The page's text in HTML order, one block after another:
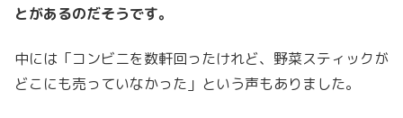
とがあるのだそうです。
中には「コンビニを数軒回ったけれど、野菜スティックが
どこにも売っていなかった」という声もありました。